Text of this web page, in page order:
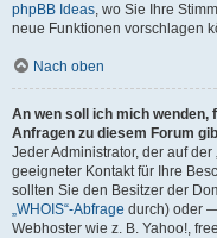
phpBB Ideas, wo Sie Ihre
neue Funktionen vorschlagen
Nach oben
An wen soll ich mich
Anfragen zu diesem Forum
Jeder Administrator, der auf der
geeigneter Kontakt für Ihre
sollten Sie den Besitzer der
„WHOIS“-Abfrage durch) oder
Webhoster wie z. B. Yahoo!,